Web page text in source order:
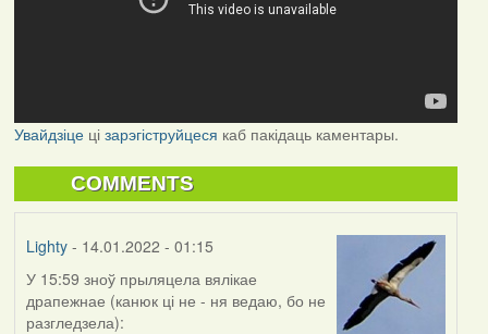
Увайдзіцеці зарэгіструйцеся каб пакідаць каментары.
COMMENTS
Lighty- 14.01.2022 - 01:15
У 15:59 зноў прыляцела вялікае
драпежнае (канюк ці не - ня ведаю, бо не
разгледзела):